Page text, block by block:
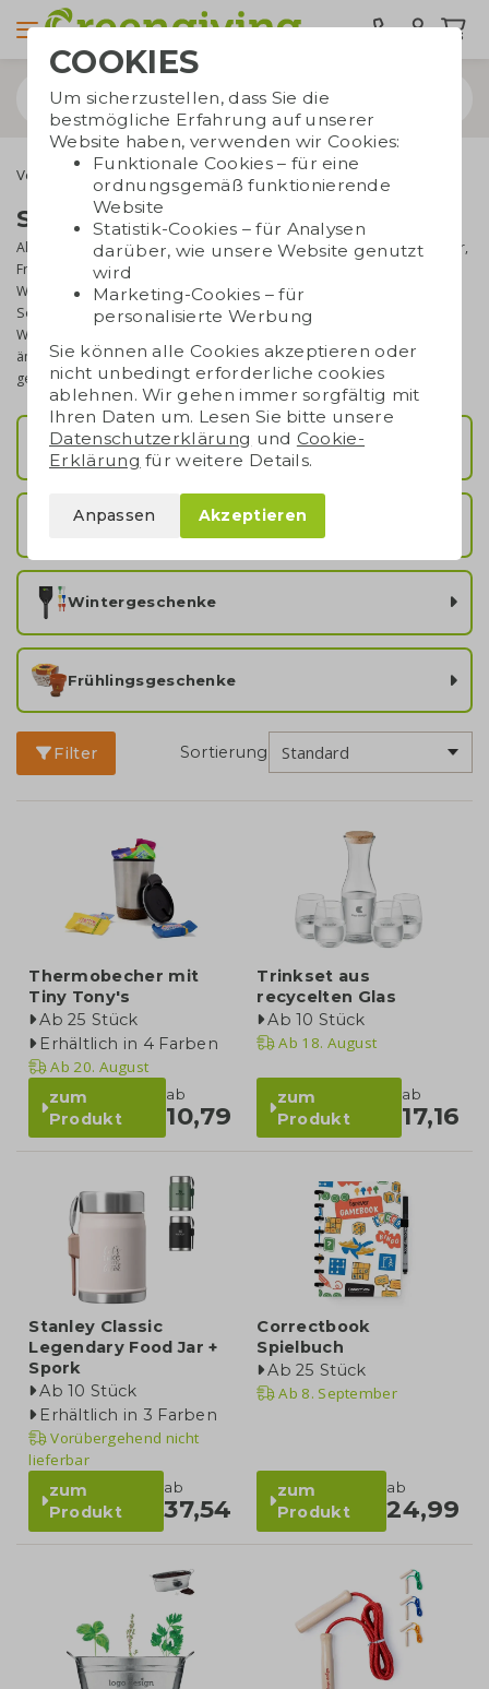
Verschenkmomente Saisonale Geschenke
Saisonale Geschenke
Als Unternehmen ist es klug, auf die Saison zu reagieren. Ob Winter,
Frühling, Sommer oder Herbst, es gibt immer ein passendes
Werbegeschenk. Wir möchten Ihnen das Nachdenken mit dieser
Seite ein wenig vereinfachen, die hier vorgestellten saisonalen
Werbegeschenke werden stets angepasst, wenn sich die Saison
ändert. Auf diese Weise können Sie sicher sein, immer ein
geeignetes nachhaltiges Werbegeschenk zu geben!
Sommergeschenke
Herbstgeschenke
Wintergeschenke
Frühlingsgeschenke
Filter Sortierung
Thermobecher mit
Tiny Tony's
Ab 25 Stück
Erhältlich in 4 Farben
Ab 20. August
zum
Produkt
ab
10,79
Trinkset aus
recycelten Glas
Ab 10 Stück
Ab 18. August
zum
Produkt
ab
17,16
Stanley Classic
Legendary Food Jar +
Spork
Ab 10 Stück
Erhältlich in 3 Farben
Vorübergehend nicht
lieferbar
zum
Produkt
ab
37,54
Correctbook
Spielbuch
Ab 25 Stück
Ab 8. September
zum
Produkt
ab
24,99
COOKIES
Um sicherzustellen, dass Sie die
bestmögliche Erfahrung auf unserer
Website haben, verwenden wir Cookies:
Funktionale Cookies – für eine
ordnungsgemäß funktionierende
Website
Statistik-Cookies – für Analysen
darüber, wie unsere Website genutzt
wird
Marketing-Cookies – für
personalisierte Werbung
Sie können alle Cookies akzeptieren oder
nicht unbedingt erforderliche cookies
ablehnen. Wir gehen immer sorgfältig mit
Ihren Daten um. Lesen Sie bitte unsere
Datenschutzerklärung und Cookie-
Erklärung für weitere Details.
Anpassen Akzeptieren